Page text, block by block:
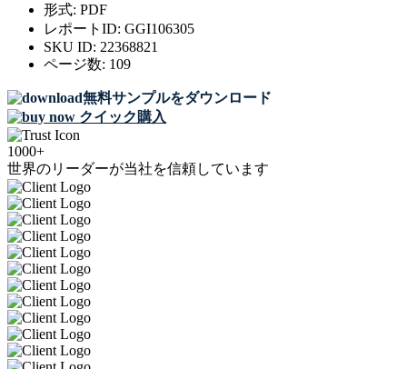
形式: PDF
レポートID: GGI106305
SKU ID: 22368821
ページ数: 109
無料サンプルをダウンロード
クイック購入
1000+
世界のリーダーが当社を信頼しています